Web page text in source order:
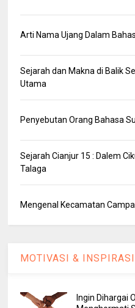
Arti Nama Ujang Dalam
Sejarah dan Makna di Balik
Utama
Penyebutan Orang Bahasa
Sejarah Cianjur 15 : Dalem
Talaga
Mengenal Kecamatan
MOTIVASI & INSPIRASI
Ingin Dihargai